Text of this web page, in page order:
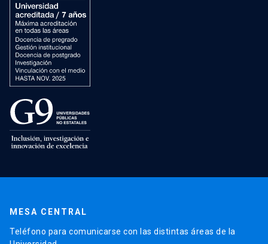
MESA CENTRAL
Teléfono para comunicarse con las distintas áreas de la